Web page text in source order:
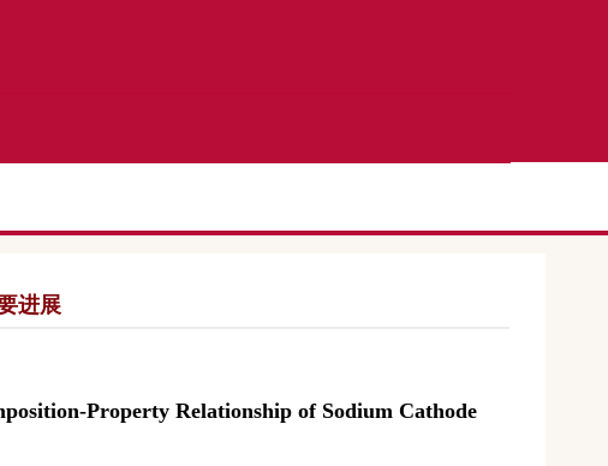
进展
Property Relationship of Sodium Cathode